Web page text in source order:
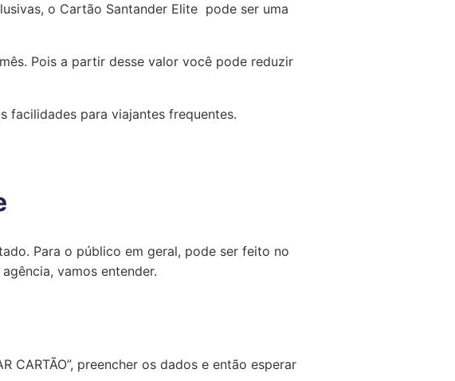
o Cartão Santander Elite pode ser uma
Pois a partir desse valor você pode reduzir
facilidades para viajantes frequentes.
Para o público em geral, pode ser feito no
vamos entender.
CARTÃO”, preencher os dados e então esperar